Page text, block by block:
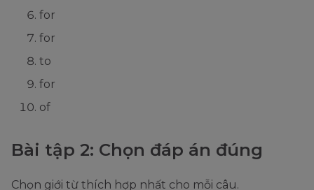
for
for
to
for
of
Bài tập 2: Chọn đáp án đúng
Chọn giới từ thích hợp nhất cho mỗi câu.